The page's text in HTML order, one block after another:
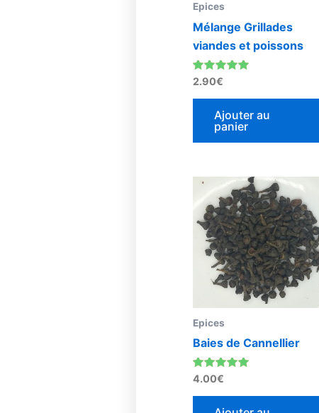
Epices
Mélange Grillades
viandes et poissons
Note
4.76
sur 5
2.90€
Ajouter au
panier
Epices
Baies de Cannellier
Note
sur 5
4.00€